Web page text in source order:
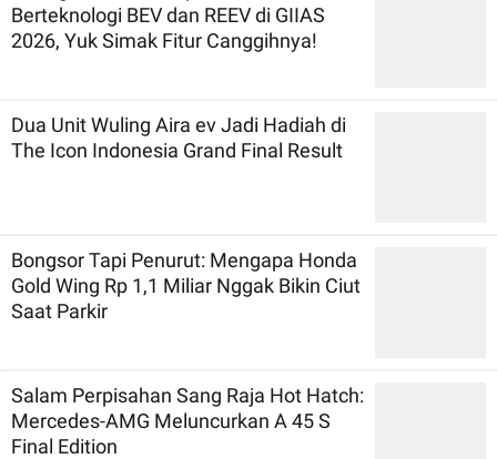
Berteknologi BEV dan REEV di GIIAS
2026, Yuk Simak Fitur Canggihnya!
Dua Unit Wuling Aira ev Jadi Hadiah di
The Icon Indonesia Grand Final Result
Bongsor Tapi Penurut: Mengapa Honda
Gold Wing Rp 1,1 Miliar Nggak Bikin Ciut
Saat Parkir
Salam Perpisahan Sang Raja Hot Hatch:
Mercedes-AMG Meluncurkan A 45 S
Final Edition